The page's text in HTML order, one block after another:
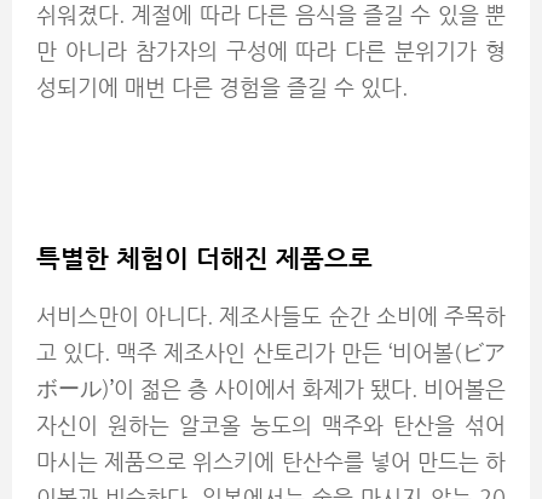
쉬워졌다. 계절에 따라 다른 음식을 즐길 수 있을 뿐
만 아니라 참가자의 구성에 따라 다른 분위기가 형
성되기에 매번 다른 경험을 즐길 수 있다.
특별한 체험이 더해진 제품으로
서비스만이 아니다. 제조사들도 순간 소비에 주목하
고 있다. 맥주 제조사인 산토리가 만든 ‘비어볼(ビア
ボール)’이 젊은 층 사이에서 화제가 됐다. 비어볼은
자신이 원하는 알코올 농도의 맥주와 탄산을 섞어
마시는 제품으로 위스키에 탄산수를 넣어 만드는 하